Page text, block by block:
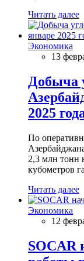
Читать далее
Экономика
13
Добыча
2025
По
2,3 млн тонн
кубометров
Читать далее
Экономика
12
SOCAR